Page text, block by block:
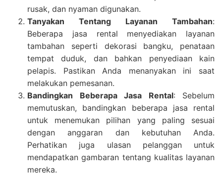
rusak, dan nyaman digunakan.
Tanyakan Tentang Layanan Tambahan:
Beberapa jasa rental menyediakan layanan
tambahan seperti dekorasi bangku, penataan
tempat duduk, dan bahkan penyediaan kain
pelapis. Pastikan Anda menanyakan ini saat
melakukan pemesanan.
Bandingkan Beberapa Jasa Rental: Sebelum
memutuskan, bandingkan beberapa jasa rental
untuk menemukan pilihan yang paling sesuai
dengan anggaran dan kebutuhan Anda.
Perhatikan juga ulasan pelanggan untuk
mendapatkan gambaran tentang kualitas layanan
mereka.